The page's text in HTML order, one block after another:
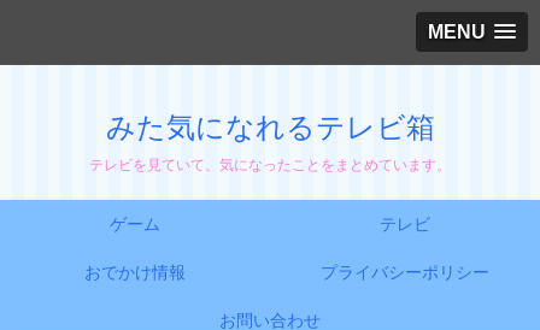
MENU
みた気になれるテレビ箱
テレビを見ていて、気になったことをまとめています。
ゲーム テレビ
おでかけ情報 プライバシーポリシー
お問い合わせ